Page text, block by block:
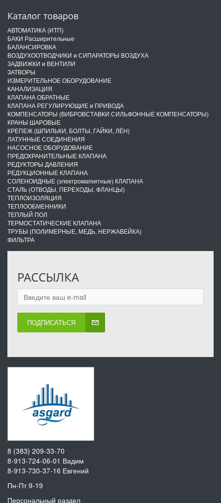
Каталог товаров
АВТОМАТИКА (ИТП)
БАКИ Расширительные
БАЛАНСИРОВКА
ВОЗДУХООТВОДЧИКИ и СИПАРАТОРЫ ВОЗДУХА
ЗАДВИЖКИ и ВЕНТИЛИ
ЗАТВОРЫ
ИЗМЕРИТЕЛЬНОЕ ОБОРУДОВАНИЕ
КАНАЛИЗАЦИЯ
КЛАПАНА ОБРАТНЫЕ
КЛАПАНА РЕГУЛИРУЮЩИЕ и ПРИВОДА
КОМПЕНСАТОРЫ (ВИБРОВСТАВКИ СИЛЬФОННЫЕ КОМПЕНСАТОРЫ)
КРАНЫ ШАРОВЫЕ
КРЕПЕЖ (ШПИЛЬКИ, БОЛТЫ, ГАЙКИ, ЛЁН)
ЛАТУННЫЕ СОЕДИНЕНИЯ
НАСОСНОЕ ОБОРУДОВАНИЕ
ПРЕДОХРАНИТЕЛЬНЫЕ КЛАПАНА
РЕДУКТОРЫ ДАВЛЕНИЯ
РЕДУКЦИОННЫЕ КЛАПАНА
СОЛЕНОИДНЫЕ (электромагнитные) КЛАПАНА
СТАЛЬ (ОТВОДЫ, ПЕРЕХОДЫ, ФЛАНЦЫ)
ТЕПЛОИЗОЛЯЦИЯ
ТЕПЛООБМЕННИКИ
ТЕПЛЫЙ ПОЛ
ТЕРМОСТАТИЧЕСКИЕ КЛАПАНА
ТРУБЫ (ПОЛИМЕРНЫЕ, МЕДЬ, НЕРЖАВЕЙКА)
ФИЛЬТРА
РАССЫЛКА
ПОДПИСАТЬСЯ
8 (383) 209-33-70
8-913-724-06-01 Вадим
8-913-730-37-16 Евгений
Пн-Пт 9-19
Персональный раздел